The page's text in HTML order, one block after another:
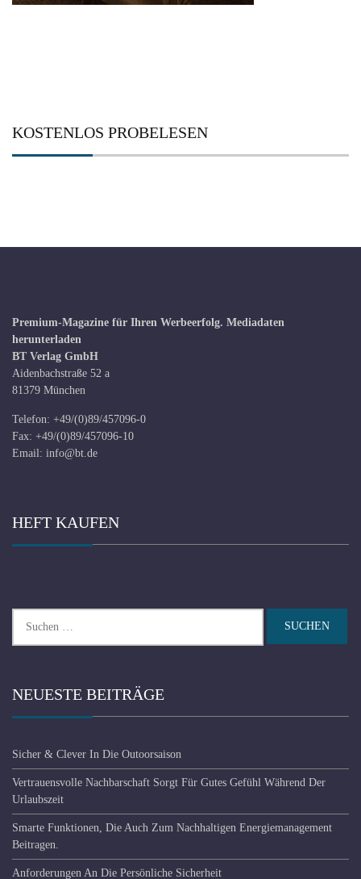
KOSTENLOS PROBELESEN
Premium-Magazine für Ihren Werbeerfolg. Mediadaten
herunterladen
BT Verlag GmbH
Aidenbachstraße 52 a
81379 München
Telefon: +49/(0)89/457096-0
Fax: +49/(0)89/457096-10
Email: info@bt.de
HEFT KAUFEN
nach:
NEUESTE BEITRÄGE
Sicher & Clever In Die Outoorsaison
Vertrauensvolle Nachbarschaft Sorgt Für Gutes Gefühl Während Der
Urlaubszeit
Smarte Funktionen, Die Auch Zum Nachhaltigen Energiemanagement
Beitragen.
Anforderungen An Die Persönliche Sicherheit